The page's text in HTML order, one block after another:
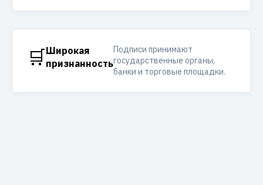
🛒Широкая
признанность
Подписи принимают
государственные органы,
банки и торговые площадки.